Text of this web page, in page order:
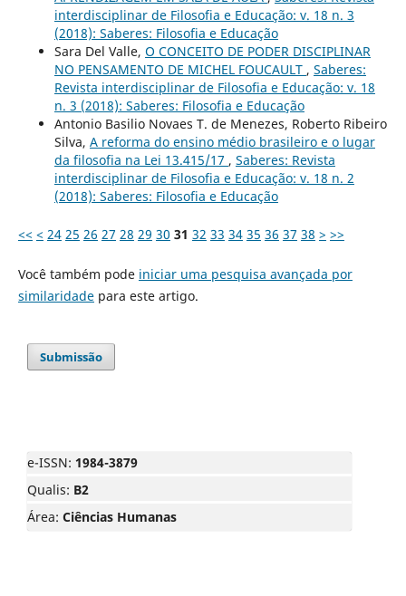
interdisciplinar de Filosofia e Educação: v. 18 n. 3
(2018): Saberes: Filosofia e Educação
Sara Del Valle, O CONCEITO DE PODER DISCIPLINAR
NO PENSAMENTO DE MICHEL FOUCAULT , Saberes:
Revista interdisciplinar de Filosofia e Educação: v. 18
n. 3 (2018): Saberes: Filosofia e Educação
Antonio Basilio Novaes T. de Menezes, Roberto Ribeiro
Silva, A reforma do ensino médio brasileiro e o lugar
da filosofia na Lei 13.415/17 , Saberes: Revista
interdisciplinar de Filosofia e Educação: v. 18 n. 2
(2018): Saberes: Filosofia e Educação
<< < 24 25 26 27 28 29 30 31 32 33 34 35 36 37 38 > >>
Você também pode iniciar uma pesquisa avançada por
similaridadepara este artigo.
Submissão
e-ISSN: 1984-3879
Qualis: B2
Área: Ciências Humanas